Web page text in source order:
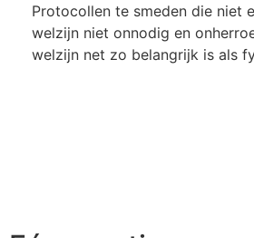
Protocollen te smeden die niet
welzijn niet onnodig en
welzijn net zo belangrijk is als